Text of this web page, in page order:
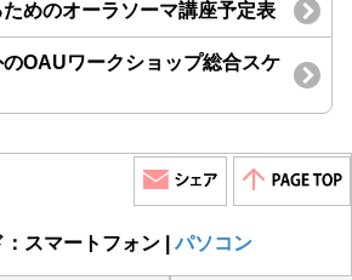
めのオーラソーマ講座予定表
OAUワークショップ総合スケ
：スマートフォン |パソコン